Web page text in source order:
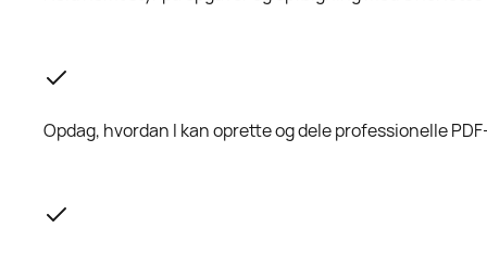
Opdag, hvordan I kan oprette og dele professionelle